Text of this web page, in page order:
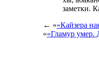
заметки.
← ««Кайзера
««Гламур умер.